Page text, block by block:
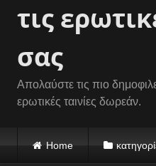
τις
σας
Απολαύστε τις πιο
ερωτικές ταινίες δωρεάν.
Home